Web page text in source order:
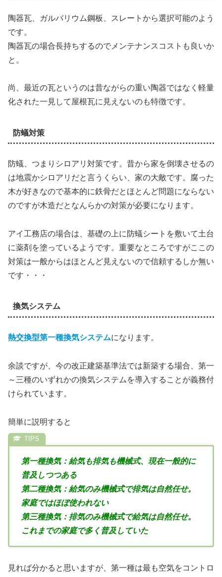
陶器瓦、ガルバリウム鋼板、スレートから選択可能のよう
です。
陶器瓦の場合長持ちするのでメンテナンスコストも良いか
と。
尚、最近の瓦というのは昔ながらの重い陶器ではなく軽量
化された一見して屋根瓦に見えないのも特徴です。
防蟻対策
防蟻、つまりシロアリ対策です。昔から家を倒壊させるの
は地震かシロアリだと言うくらい、家の大敵です。腐った
木が好きなので基本的に鉄骨だとほとんど問題にならない
のですが木造だとなんらかの対策が必要になります。
アイ工務店の場合は、基礎の上に防蟻シートを敷いて土台
に薬剤を塗っているようです。重要なところですがここの
対策は一般からはほとんど見えないので信頼するしか無い
です・・・
換気システム
熱交換型第一種換気システムになります。
余談ですが、今の改正建築基準法では新築する場合、第一
～三種のいずれかの換気システムを導入することが義務付
けられています。
簡単に説明すると
第一種換気：給気も排気も機械式、現在一般的に
普及しつつある
第二種換気：給気のみ機械式で排気は自然任せ。
家庭ではほぼ使われない
第三種換気：排気のみ機械式で給気は自然任せ。
これまでの家庭で多く普及していた
見れば分かると思いますが、第一種は最も空気をコントロ